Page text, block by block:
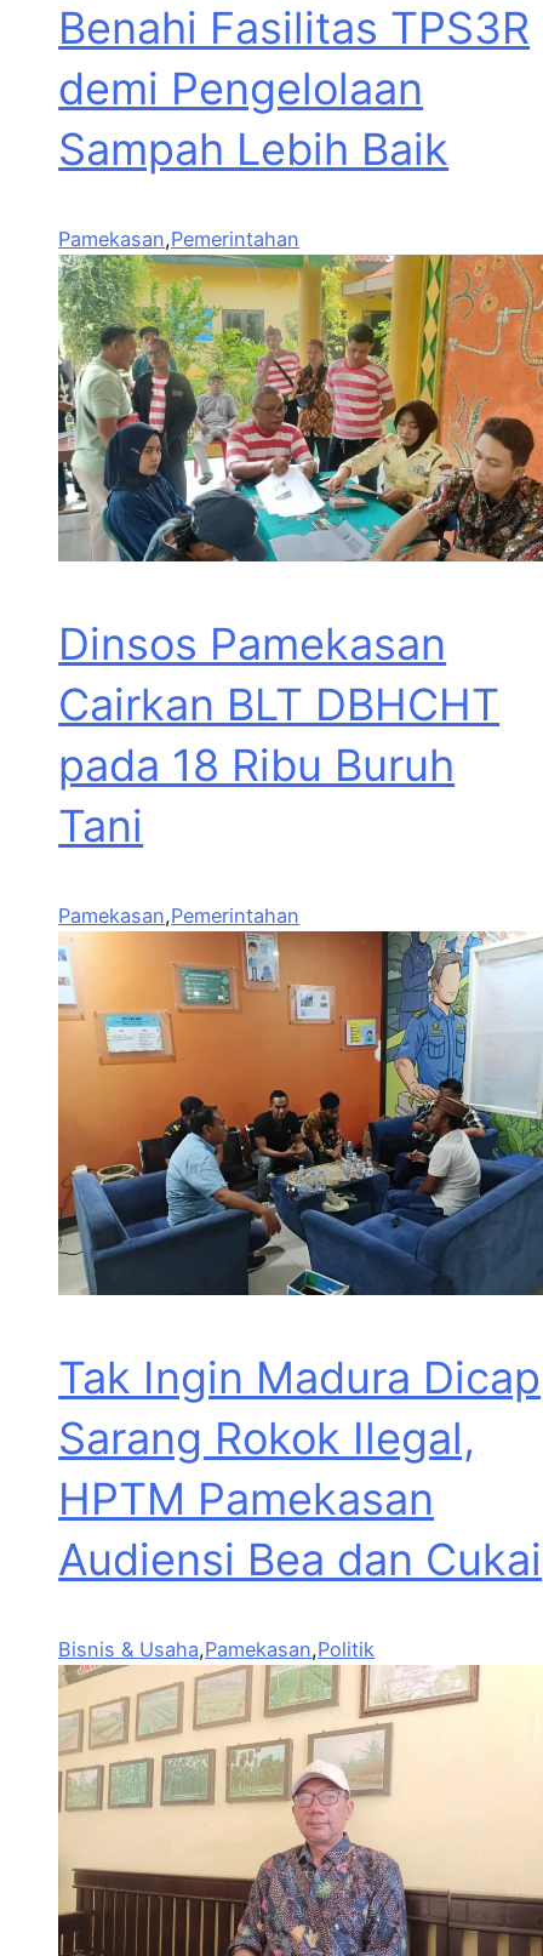
Benahi Fasilitas TPS3R
demi Pengelolaan
Sampah Lebih Baik
Pamekasan,Pemerintahan
Dinsos Pamekasan
Cairkan BLT DBHCHT
pada 18 Ribu Buruh
Tani
Pamekasan,Pemerintahan
Tak Ingin Madura Dicap
Sarang Rokok Ilegal,
HPTM Pamekasan
Audiensi Bea dan Cukai
Bisnis & Usaha,Pamekasan,Politik